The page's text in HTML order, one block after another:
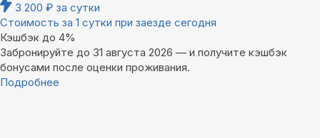
3 200 ₽ за сутки
Стоимость за 1 сутки при заезде сегодня
Кэшбэк до 4%
Забронируйте до 31 августа 2026 — и получите кэшбэк
бонусами после оценки проживания.
Подробнее